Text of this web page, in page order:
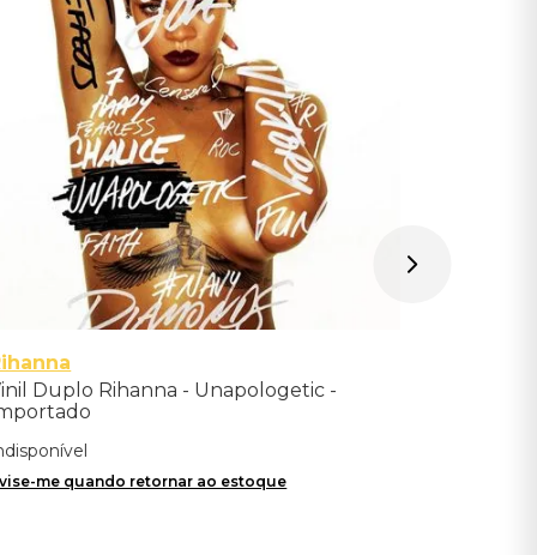
Duplo Rihanna - Unapologetic -
me quando retornar ao estoque